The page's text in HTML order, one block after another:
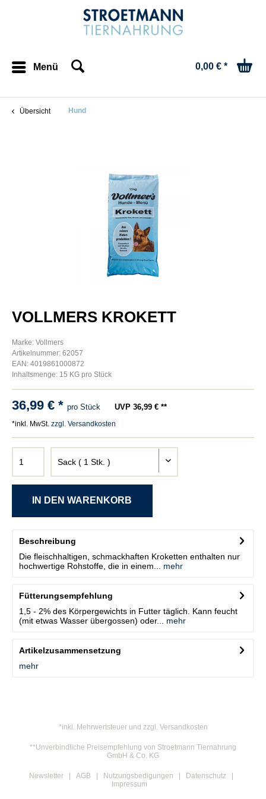
Menü 0,00 € *
Übersicht Hund
VOLLMERS KROKETT
Marke: Vollmers
Artikelnummer: 62057
EAN: 4019861000872
Inhaltsmenge: 15 KG pro Stück
36,99 € * pro Stück UVP 36,99 € **
*inkl. MwSt. zzgl. Versandkosten
Beschreibung
Die fleischhaltigen, schmackhaften Kroketten enthalten nur
hochwertige Rohstoffe, die in einem...
mehr
Fütterungsempfehlung
1,5 - 2% des Körpergewichts in Futter täglich. Kann feucht
(mit etwas Wasser übergossen) oder...
mehr
Artikelzusammensetzung
mehr
*inkl. Mehrwertsteuer und zzgl. Versandkosten
**Unverbindliche Preisempfehlung von Stroetmann Tiernahrung
GmbH & Co. KG
Newsletter AGB Nutzungsbedigungen
Datenschutz
Impressum